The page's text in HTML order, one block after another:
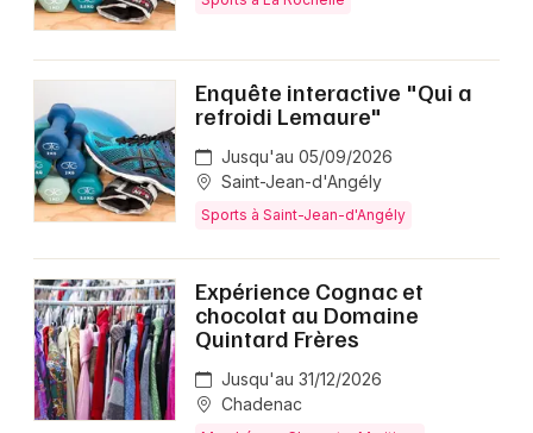
Enquête interactive "Qui a
refroidi Lemaure"
Jusqu'au 05/09/2026
Saint-Jean-d'Angély
Sports à Saint-Jean-d'Angély
Expérience Cognac et
chocolat au Domaine
Quintard Frères
Jusqu'au 31/12/2026
Chadenac